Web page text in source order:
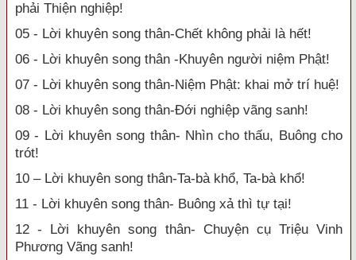
phải Thiện nghiệp!
05 - Lời khuyên song thân-Chết không phải là hết!
06 - Lời khuyên song thân -Khuyên người niệm Phật!
07 - Lời khuyên song thân-Niệm Phật: khai mở trí huệ!
08 - Lời khuyên song thân-Đới nghiệp vãng sanh!
09 - Lời khuyên song thân- Nhìn cho thấu, Buông cho
trót!
10 – Lời khuyên song thân-Ta-bà khổ, Ta-bà khổ!
11 - Lời khuyên song thân- Buông xả thì tự tại!
12 - Lời khuyên song thân- Chuyện cụ Triệu Vinh
Phương Vãng sanh!